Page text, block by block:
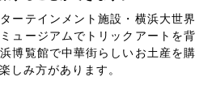
ーテインメント施設・横浜大世界
ュージアムでトリックアートを背
博覧館で中華街らしいお土産を購
しみ方があります。